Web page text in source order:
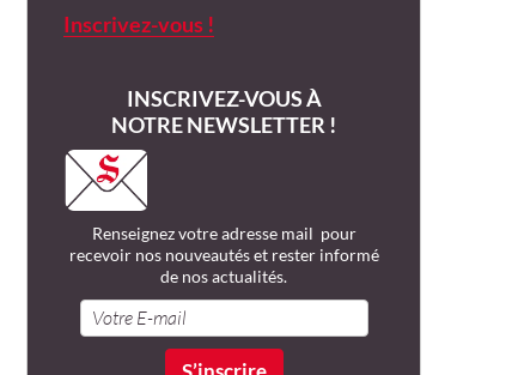
Inscrivez-vous !
INSCRIVEZ-VOUS À
NOTRE NEWSLETTER !
Renseignez votre adresse mail pour
recevoir nos nouveautés et rester informé
de nos actualités.